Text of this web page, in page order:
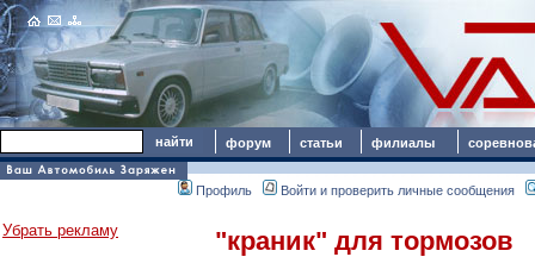
форум статьи филиалы
Профиль Войти и проверить личные сообщения
Убрать рекламу "краник" для тормозов